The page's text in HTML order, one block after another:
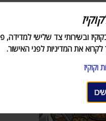
ויש שם חגיגה!
ובשירותי צד שלישי למדידה,
את המדיניות לפני האישור.
וקוקיז